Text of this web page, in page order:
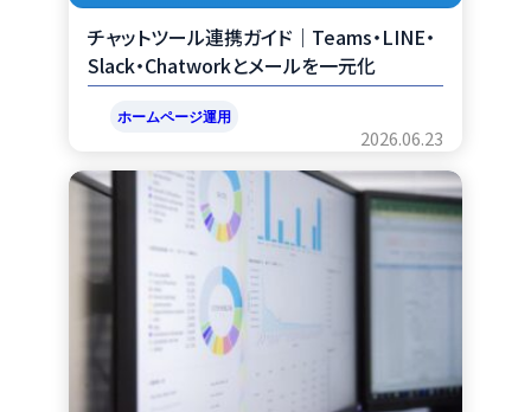
チャットツール連携ガイド｜Teams・LINE・
Slack・Chatworkとメールを一元化
ホームページ運用
2026.06.23